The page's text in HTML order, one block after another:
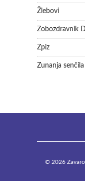
Žlebovi
Zobozdravnik
Zpiz
Zunanja senčila
© 2026